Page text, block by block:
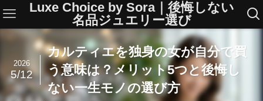
Luxe Choice by Sora｜後悔しない
名品ジュエリー選び
カルティエを独身の女が自分で買
う意味は？メリット5つと後悔し
ない一生モノの選び方
2026
5/12